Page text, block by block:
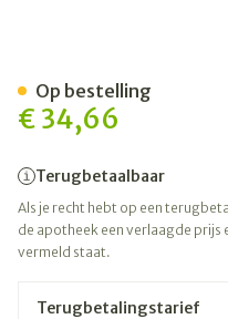
€ 34,66
Terugbetaalbaar
Als je recht hebt op een
de apotheek een verlaagde prijs
vermeld staat.
Terugbetalingstarief
Op bestelling